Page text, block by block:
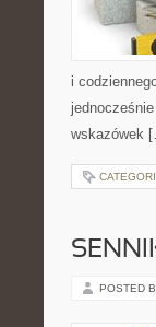
i
wskazówek
POSTED